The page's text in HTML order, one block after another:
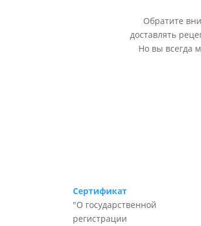
Обратите
доставлять
Но вы всегда
Сертификат
"О государственной
регистрации